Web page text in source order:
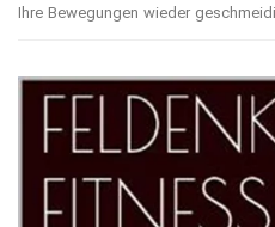
Ihre Bewegungen wieder